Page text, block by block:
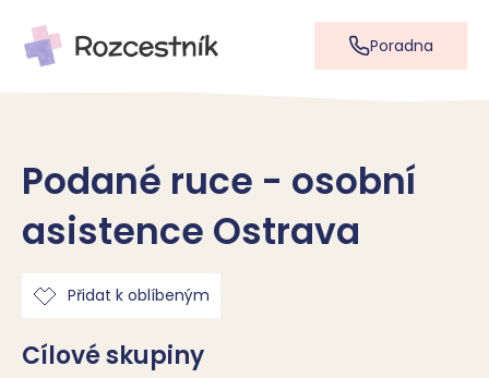
Poradna
Podané ruce - osobní
asistence Ostrava
Přidat k oblíbeným
Cílové skupiny